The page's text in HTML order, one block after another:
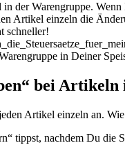
der Warengruppe.
Artikel einzeln die
schneller!
in Deiner
bei
Artikel einzeln an.
tippst, nachdem Du